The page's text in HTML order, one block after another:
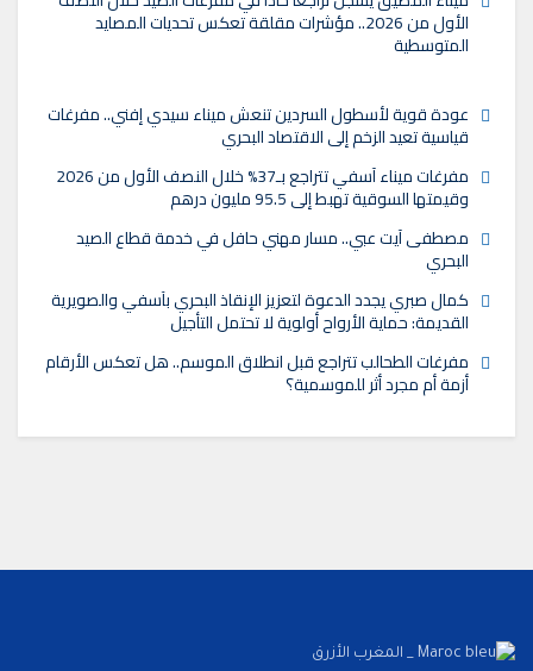
الأول من 2026.. مؤشرات مقلقة تعكس تحديات المصايد
المتوسطية
عودة قوية لأسطول السردين تنعش ميناء سيدي إفني.. مفرغات
قياسية تعيد الزخم إلى الاقتصاد البحري
مفرغات ميناء آسفي تتراجع بـ37% خلال النصف الأول من 2026
وقيمتها السوقية تهبط إلى 95.5 مليون درهم
مصطفى آيت عبي.. مسار مهني حافل في خدمة قطاع الصيد
البحري
كمال صبري يجدد الدعوة لتعزيز الإنقاذ البحري بآسفي والصويرية
القديمة: حماية الأرواح أولوية لا تحتمل التأجيل
مفرغات الطحالب تتراجع قبل انطلاق الموسم.. هل تعكس الأرقام
أزمة أم مجرد أثر للموسمية؟